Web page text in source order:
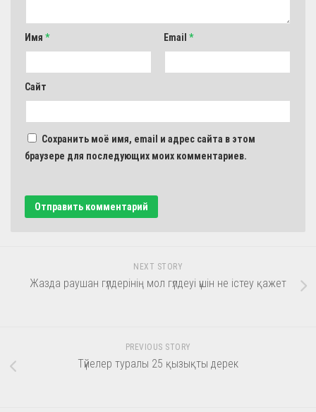
Имя * Email *
Сайт
Сохранить моё имя, email и адрес сайта в этом
браузере для последующих моих комментариев.
NEXT STORY
Жазда раушан гүлдерінің мол гүлдеуі үшін не істеу қажет
PREVIOUS STORY
Түйелер туралы 25 қызықты дерек